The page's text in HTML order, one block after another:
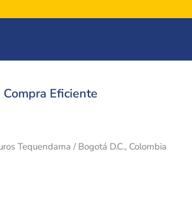
Eficiente
Tequendama / Bogotá D.C., Colombia